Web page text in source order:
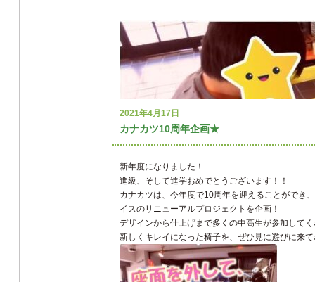
2021年4月17日
カナカツ10周年企画★
新年度になりました！
進級、そして進学おめでとうございます！！
カナカツは、今年度で10周年を迎えることができ、
イスのリニューアルプロジェクトを企画！
デザインから仕上げまで多くの中高生が参加して
新しくキレイになった椅子を、ぜひ見に遊びに来